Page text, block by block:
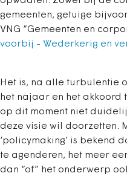
gemeenten, getuige
VNG “Gemeenten en
voorbij - Wederkerig en
Het is, na alle turbulentie
het najaar en het akkoord
op dit moment niet
deze visie wil doorzetten.
‘policymaking’ is bekend
te agenderen, het meer
dan “of” het onderwerp